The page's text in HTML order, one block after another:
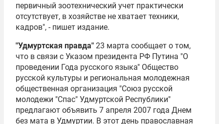
первичный зоотехнический учет практически
отсутствует, в хозяйстве не хватает техники,
кадров", - пишет издание.
"Удмуртская правда" 23 марта сообщает о том,
что в связи с Указом президента РФ Путина "О
проведении Года русского языка" Общество
русской культуры и региональная молодежная
общественная организация "Союз русской
молодежи "Спас" Удмуртской Республики"
предлагают объявить 7 апреля 2007 года Днем
без мата в Удмуртии. В этот день православная